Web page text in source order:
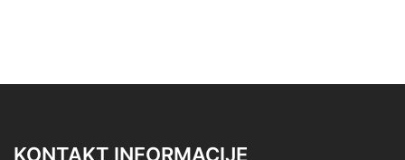
KONTAKT INFORMACIJE